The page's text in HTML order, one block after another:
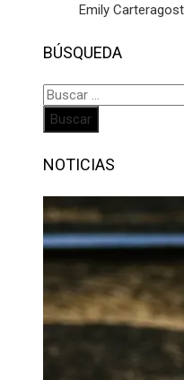
Emily Carter
BÚSQUEDA
Buscar:
NOTICIAS